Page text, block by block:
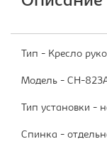
Тип - Кресло
Модель - CH-
Тип установки -
Спинка -